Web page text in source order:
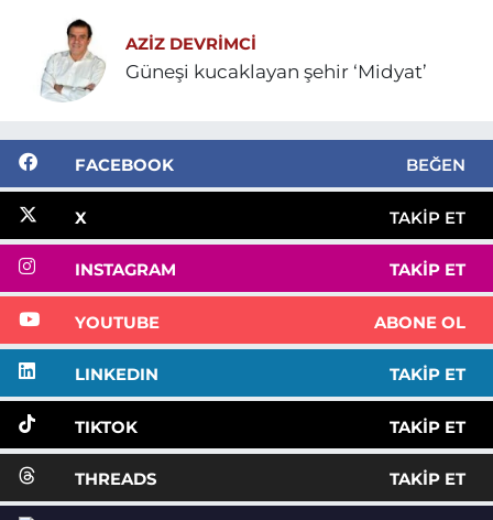
AZIZ DEVRIMCI
Güneşi kucaklayan şehir ‘Midyat’
FACEBOOK BEĞEN
X TAKIP ET
INSTAGRAM TAKIP ET
YOUTUBE ABONE OL
LINKEDIN TAKIP ET
TIKTOK TAKIP ET
THREADS TAKIP ET